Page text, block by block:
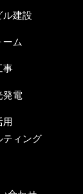
ル建設
ーム
事
発電
用
ティング